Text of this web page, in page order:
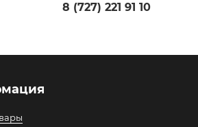
8 (727) 221 91 10